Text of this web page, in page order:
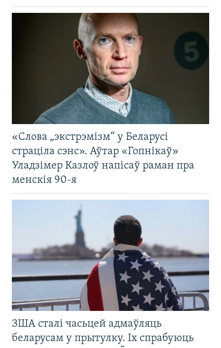
«Слова „экстрэмізм“ у Беларусі
страціла сэнс». Аўтар «Гопнікаў»
Уладзімер Казлоў напісаў раман пра
менскія 90-я
ЗША сталі часьцей адмаўляць
беларусам у прытулку. Іх спрабуюць